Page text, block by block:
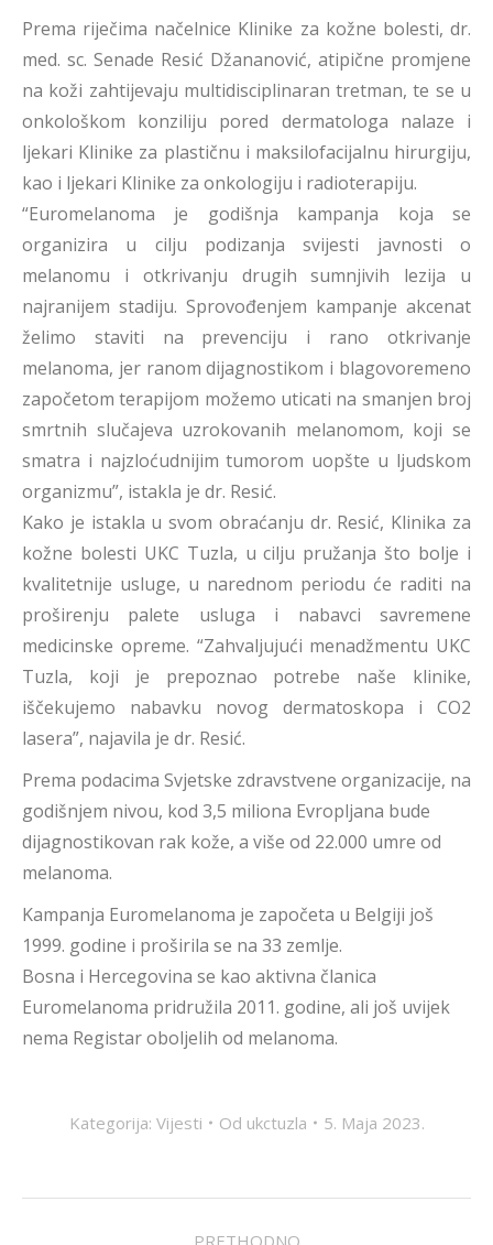
Prema riječima načelnice Klinike za kožne bolesti, dr.
med. sc. Senade Resić Džananović, atipične promjene
na koži zahtijevaju multidisciplinaran tretman, te se u
onkološkom konziliju pored dermatologa nalaze i
ljekari Klinike za plastičnu i maksilofacijalnu hirurgiju,
kao i ljekari Klinike za onkologiju i radioterapiju.
“Euromelanoma je godišnja kampanja koja se
organizira u cilju podizanja svijesti javnosti o
melanomu i otkrivanju drugih sumnjivih lezija u
najranijem stadiju. Sprovođenjem kampanje akcenat
želimo staviti na prevenciju i rano otkrivanje
melanoma, jer ranom dijagnostikom i blagovoremeno
započetom terapijom možemo uticati na smanjen broj
smrtnih slučajeva uzrokovanih melanomom, koji se
smatra i najzloćudnijim tumorom uopšte u ljudskom
organizmu”, istakla je dr. Resić.
Kako je istakla u svom obraćanju dr. Resić, Klinika za
kožne bolesti UKC Tuzla, u cilju pružanja što bolje i
kvalitetnije usluge, u narednom periodu će raditi na
proširenju palete usluga i nabavci savremene
medicinske opreme. “Zahvaljujući menadžmentu UKC
Tuzla, koji je prepoznao potrebe naše klinike,
iščekujemo nabavku novog dermatoskopa i CO2
lasera”, najavila je dr. Resić.
Prema podacima Svjetske zdravstvene organizacije, na
godišnjem nivou, kod 3,5 miliona Evropljana bude
dijagnostikovan rak kože, a više od 22.000 umre od
melanoma.
Kampanja Euromelanoma je započeta u Belgiji još
1999. godine i proširila se na 33 zemlje.
Bosna i Hercegovina se kao aktivna članica
Euromelanoma pridružila 2011. godine, ali još uvijek
nema Registar oboljelih od melanoma.
Kategorija: Vijesti Od ukctuzla 5. Maja 2023.
PRETHODNO